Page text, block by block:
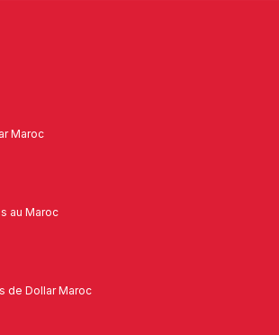
Maroc
au Maroc
de Dollar Maroc